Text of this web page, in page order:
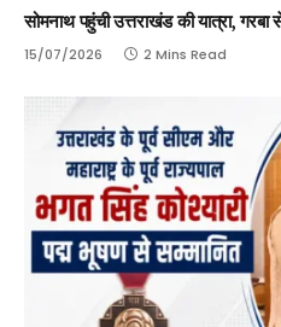
सोमनाथ पहुंची उत्तराखंड की यात्रा,
15/07/2026 2 Mins Read